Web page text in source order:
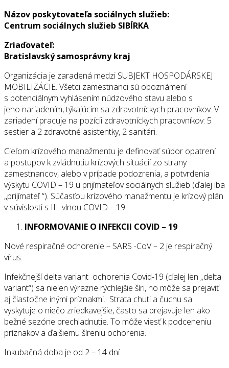
Názov poskytovateľa sociálnych služieb:
Centrum sociálnych služieb SIBÍRKA
Zriaďovateľ:
Bratislavský samosprávny kraj
Organizácia je zaradená medzi SUBJEKT HOSPODÁRSKEJ
MOBILIZÁCIE. Všetci zamestnanci sú oboznámení
s potenciálnym vyhlásením núdzového stavu alebo s
jeho nariadením, týkajúcim sa zdravotníckych pracovníkov. V
zariadení pracuje na pozícii zdravotníckych pracovníkov: 5
sestier a 2 zdravotné asistentky, 2 sanitári.
Cieľom krízového manažmentu je definovať súbor opatrení
a postupov k zvládnutiu krízových situácií zo strany
zamestnancov, alebo v prípade podozrenia, a potvrdenia
výskytu COVID – 19 u prijímateľov sociálnych služieb (ďalej iba
,,prijímateľ “). Súčasťou krízového manažmentu je krízový plán
v súvislosti s III. vlnou COVID – 19.
INFORMOVANIE O INFEKCII COVID – 19
Nové respiračné ochorenie – SARS -CoV – 2 je respiračný
vírus.
Infekčnejší delta variant ochorenia Covid-19 (ďalej len „delta
variant“) sa nielen výrazne rýchlejšie šíri, no môže sa prejaviť
aj čiastočne inými príznakmi. Strata chuti a čuchu sa
vyskytuje o niečo zriedkavejšie, často sa prejavuje len ako
bežné sezóne prechladnutie. To môže viesť k podceneniu
príznakov a ďalšiemu šíreniu ochorenia.
Inkubačná doba je od 2 – 14 dní